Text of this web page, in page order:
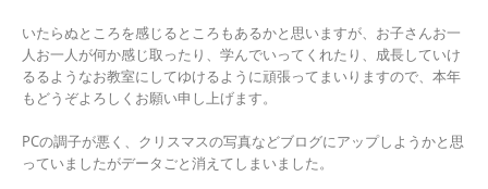
いたらぬところを感じるところもあるかと思いますが、お子さんお一
人お一人が何か感じ取ったり、学んでいってくれたり、成長していけ
るるようなお教室にしてゆけるように頑張ってまいりますので、本年
もどうぞよろしくお願い申し上げます。
PCの調子が悪く、クリスマスの写真などブログにアップしようかと思
っていましたがデータごと消えてしまいました。